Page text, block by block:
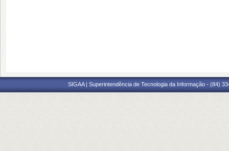
SIGAA | Superintendência de Tecnologia da Informação - (84)